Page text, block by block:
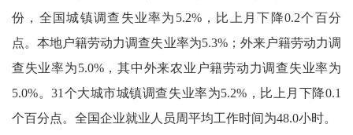
份，全国城镇调查失业率为5.2%，比上月下降0.2个百分
点。本地户籍劳动力调查失业率为5.3%；外来户籍劳动力调
查失业率为5.0%，其中外来农业户籍劳动力调查失业率为
5.0%。31个大城市城镇调查失业率为5.2%，比上月下降0.1
个百分点。全国企业就业人员周平均工作时间为48.0小时。